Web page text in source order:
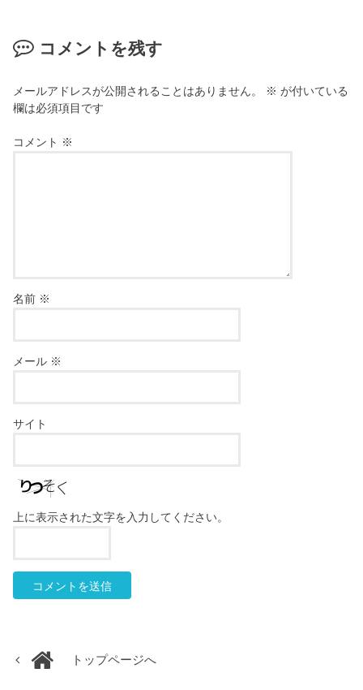
コメントを残す
メールアドレスが公開されることはありません。 ※ が付いている
欄は必須項目です
コメント ※
名前 ※
メール ※
サイト
上に表示された文字を入力してください。
トップページへ